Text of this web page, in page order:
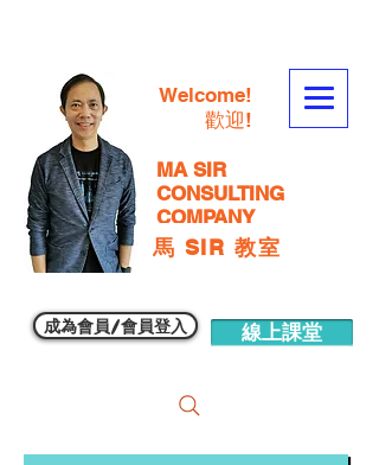
Welcome!
歡迎!
MA SIR
CONSULTING
COMPANY
馬 SIR 教室
成為會員/會員登入 線上課堂